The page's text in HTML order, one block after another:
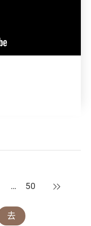
… 50 下一頁
去